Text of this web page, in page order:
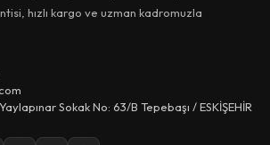
hızlı kargo ve uzman kadromuzla
Sokak No: 63/B Tepebaşı / ESKİŞEHİR